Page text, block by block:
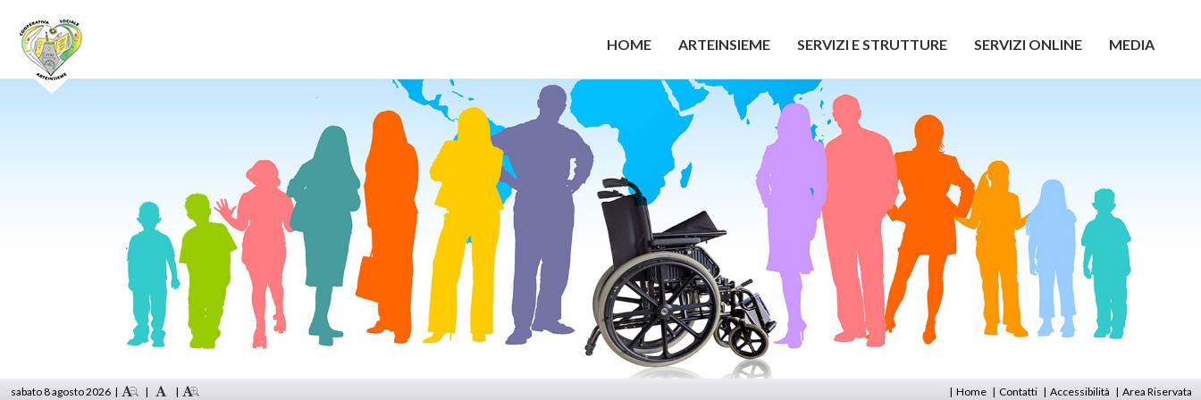
HOME ARTEINSIEME SERVIZI E STRUTTURE SERVIZI ONLINE MEDIA
sabato 8 agosto 2026 | | | | Home | Contatti | Accessibilità | Area Riservata